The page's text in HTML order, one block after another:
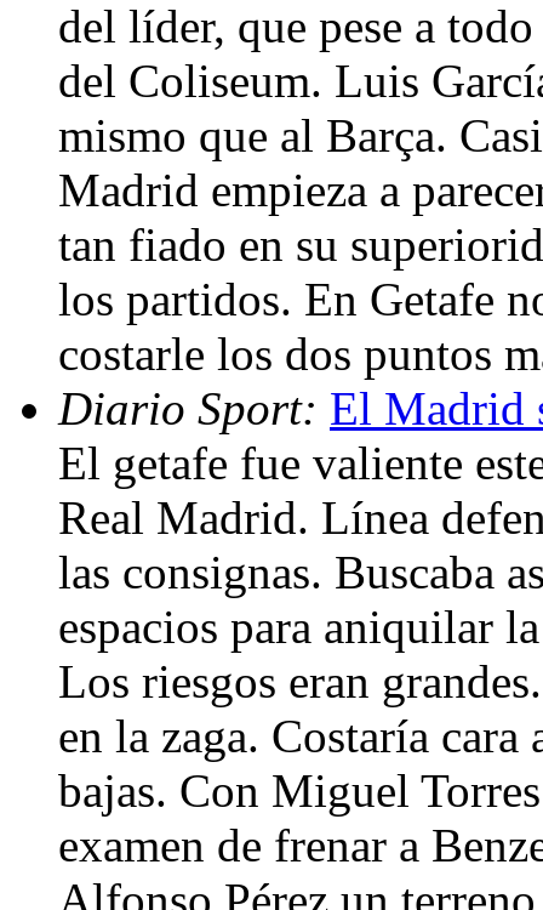
del líder, que pese a
del Coliseum. Luis
mismo que al Barça.
Madrid empieza a
tan fiado en su
los partidos. En Getafe
costarle los dos puntos
Diario Sport: El Madrid
El getafe fue valiente
Real Madrid. Línea
las consignas. Buscaba
espacios para aniquilar
Los riesgos eran
en la zaga. Costaría
bajas. Con Miguel
examen de frenar a
Alfonso Pérez un